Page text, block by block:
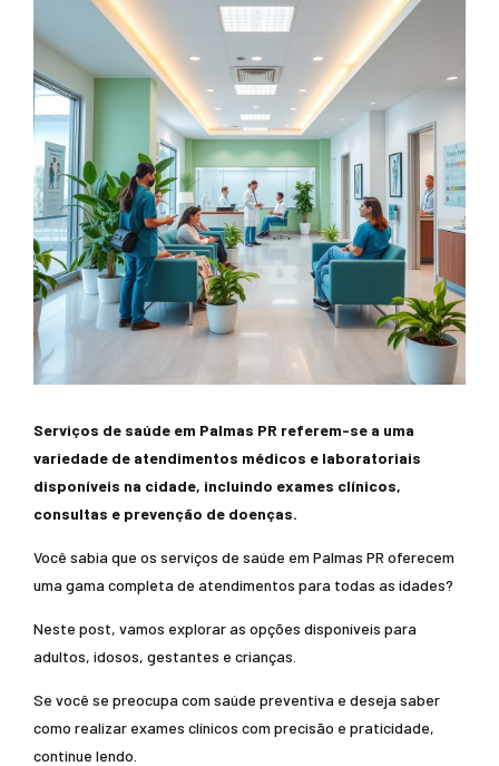
Serviços de saúde em Palmas PR referem-se a uma
variedade de atendimentos médicos e laboratoriais
disponíveis na cidade, incluindo exames clínicos,
consultas e prevenção de doenças.
Você sabia que os serviços de saúde em Palmas PR oferecem
uma gama completa de atendimentos para todas as idades?
Neste post, vamos explorar as opções disponíveis para
adultos, idosos, gestantes e crianças.
Se você se preocupa com saúde preventiva e deseja saber
como realizar exames clínicos com precisão e praticidade,
continue lendo.